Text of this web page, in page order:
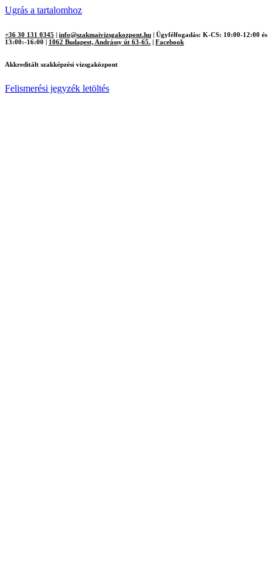
Ugrás a tartalomhoz
+36 30 131 0345 | info@szakmaivizsgakozpont.hu | Ügyfélfogadás: K-CS: 10:00-12:00 és
13:00:-16:00 | 1062 Budapest, Andrássy út 63-65. | Facebook
Akkreditált szakképzési vizsgaközpont
Felismerési jegyzék letöltés